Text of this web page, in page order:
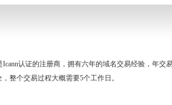
认证的注册商，拥有六年的域名交易经验，年交
整个交易过程大概需要5个工作日。